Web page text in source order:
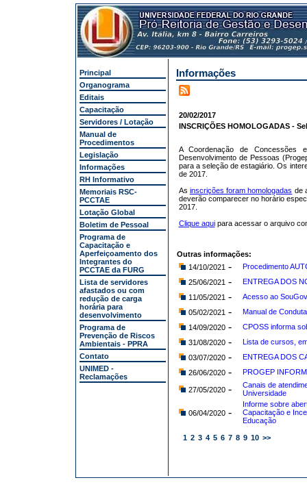
Principal
Organograma
Editais
Capacitação
Servidores / Lotação
Manual de
Procedimentos
Legislação
Informações
RH Informativo
Memoriais RSC-
PCCTAE
Lotação Global
Boletim de Pessoal
Programa de
Capacitação e
Aperfeiçoamento dos
Integrantes do
PCCTAE da FURG
Lista de servidores
afastados ou com
redução de carga
horária para
desenvolvimento
Programa de
Prevenção de Riscos
Ambientais - PPRA
Contato
UNIMED -
Reclamações
Informações
20/02/2017
INSCRIÇÕES HOMOLOGADAS -
A Coordenação de Concessões
Desenvolvimento de Pessoas
para a seleção de estagiário. Os
de 2017.
As inscrições foram homologadas de
deverão comparecer no horário
2017.
Clique aquipara acessar o arquivo
Outras informações:
14/10/2021 -
Procedimento
25/06/2021 -
ENTREGA DOS
11/05/2021 -
Acesso ao
05/02/2021 -
Manual de
14/09/2020-
CPOSS informa
31/08/2020-
Lista de cursos,
03/07/2020-
ENTREGA DOS
26/06/2020- PROGEP
27/05/2020-
Canais de
Universidade
06/04/2020-
Informe sobre
Capacitação e
Educação
1 2 3 4 5 6 7 8 9 10 >>